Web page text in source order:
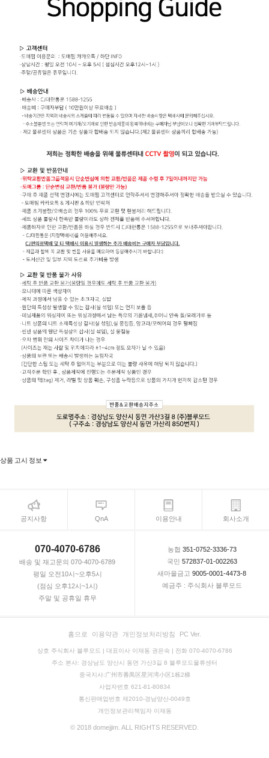
상품 고시 정보
공지사항 QnA 이용안내 회사소개
070-4070-6786
배송 및 재고문의 070-4070-6789
평일 오전10시~오후5시
(점심 오후12시~1시)
주말 및 공휴일 휴무
농협 351-0752-3336-73
국민 572837-01-002263
새마을금고 9005-0001-4473-8
예금주 : 주식회사 블루모드
홈으로 이용약관 개인정보처리방침 PC Ver.
상호 주식회사 블루모드 | 대표이사 이재동 권은숙 | 전화 070-4070-6786
주소 본사: 경상남도 양산시 동면 가산3길 8 블루모드물류센터
중국지사:广州市番禺区星河湾小区1栋2梯
사업자번호 621-81-80834
통신판매업번호 제2010-경남양산-0049호
개인정보관리책임자 이재동
© 2018 domejjim. ALL RIGHTS RESERVED.